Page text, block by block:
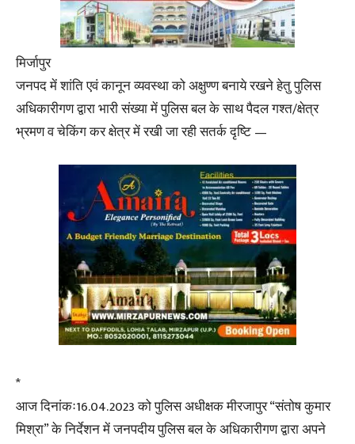
मिर्जापुर
जनपद में शांति एवं कानून व्यवस्था को अक्षुण्ण बनाये रखने हेतु पुलिस
अधिकारीगण द्वारा भारी संख्या में पुलिस बल के साथ पैदल गश्त/क्षेत्र
भ्रमण व चेकिंग कर क्षेत्र में रखी जा रही सतर्क दृष्टि —
*
आज दिनांकः16.04.2023 को पुलिस अधीक्षक मीरजापुर “संतोष कुमार
मिश्रा” के निर्देशन में जनपदीय पुलिस बल के अधिकारीगण द्वारा अपने